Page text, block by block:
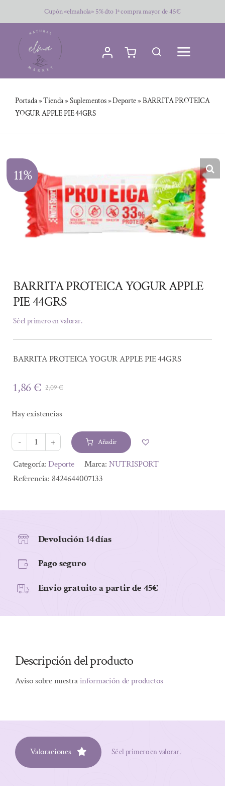
al
contenido
Cupón «elmahola» 5% dto 1ª compra mayor de 45€
Portada»Tienda»Suplementos»Deporte»BARRITA PROTEICA
YOGUR APPLE PIE 44GRS
11%
BARRITA PROTEICA YOGUR APPLE
PIE 44GRS
Sé el primero en valorar.
BARRITA PROTEICA YOGUR APPLE PIE 44GRS
2,09€El
era:
2,09 €.
1,86€
El
es:
1,86 €.
Hay existencias
BARRITA
PROTEICA
YOGUR
cantidad
Añadir
Alternative:
Categoría:Deporte Marca: NUTRISPORT
Referencia: 8424644007133
Devolución 14 días
Pago seguro
Envio gratuito a partir de 45€
Descripción del producto
Aviso sobre nuestrainformación de productos
Valoraciones Sé el primero en valorar.